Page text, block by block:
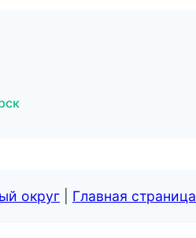
округ Главная страница